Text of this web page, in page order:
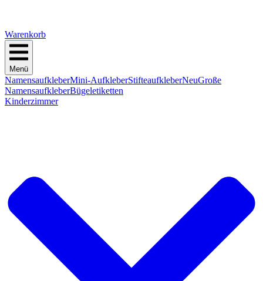
Warenkorb
Menü
NamensaufkleberMini-AufkleberStifteaufkleberNeuGroße
NamensaufkleberBügeletiketten
Kinderzimmer